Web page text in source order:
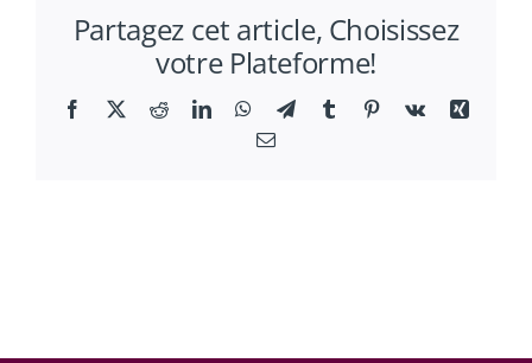
d’ATER
Partagez cet article, Choisissez
votre Plateforme!
Facebook
X RedditLinkedInWhatsApp
TelegramTumblr Pinterest
Vk
Xing
Email